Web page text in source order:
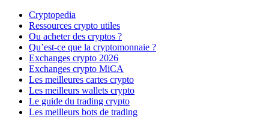
Cryptopedia
Ressources crypto utiles
Ou acheter des cryptos ?
Qu’est-ce que la cryptomonnaie ?
Exchanges crypto 2026
Exchanges crypto MiCA
Les meilleures cartes crypto
Les meilleurs wallets crypto
Le guide du trading crypto
Les meilleurs bots de trading